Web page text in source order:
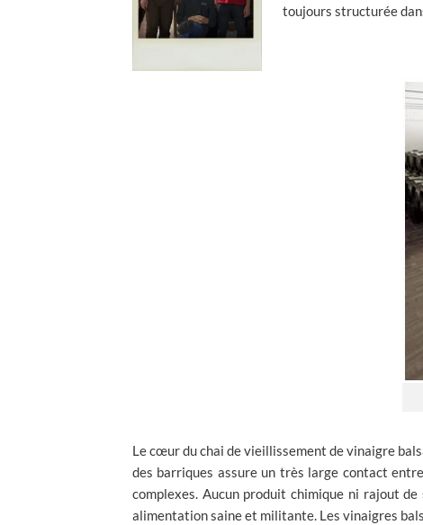
toujours structurée
Le cœur du chai de vieillissement de vinaigre
des barriques assure un très large contact
complexes. Aucun produit chimique ni rajout
alimentation saine et militante. Les vinaigres